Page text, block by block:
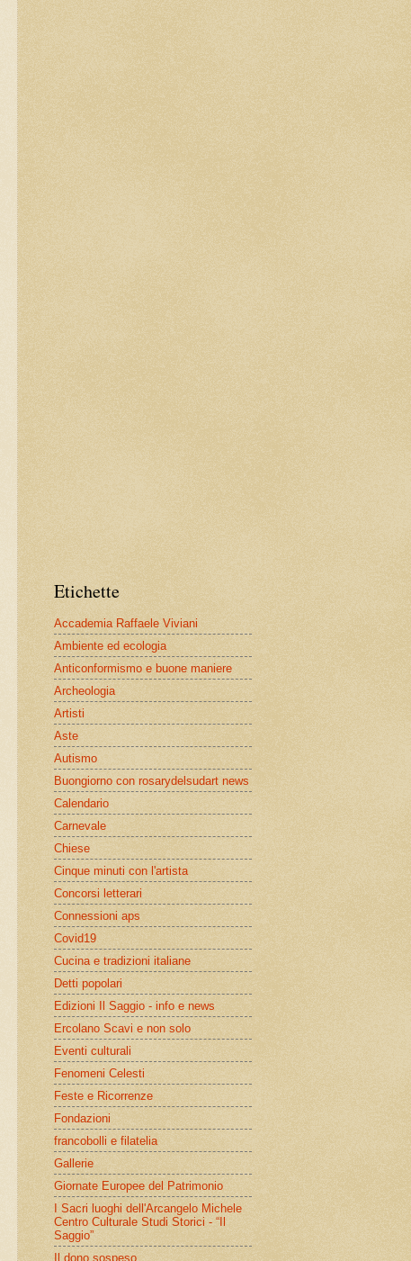
Etichette
Accademia Raffaele Viviani
Ambiente ed ecologia
Anticonformismo e buone maniere
Archeologia
Artisti
Aste
Autismo
Buongiorno con rosarydelsudart news
Calendario
Carnevale
Chiese
Cinque minuti con l'artista
Concorsi letterari
Connessioni aps
Covid19
Cucina e tradizioni italiane
Detti popolari
Edizioni Il Saggio - info e news
Ercolano Scavi e non solo
Eventi culturali
Fenomeni Celesti
Feste e Ricorrenze
Fondazioni
francobolli e filatelia
Gallerie
Giornate Europee del Patrimonio
I Sacri luoghi dell'Arcangelo Michele
Centro Culturale Studi Storici - “Il
Saggio”
Il dono sospeso